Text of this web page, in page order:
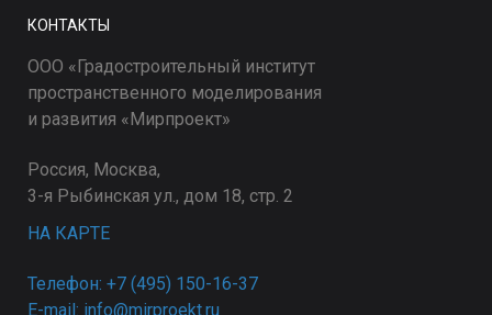
КОНТАКТЫ
ООО «Градостроительный институт
пространственного моделирования
и развития «Мирпроект»
Россия, Москва,
3-я Рыбинская ул., дом 18, стр. 2
НА КАРТЕ
Телефон: +7 (495) 150-16-37
E-mail: info@mirproekt.ru